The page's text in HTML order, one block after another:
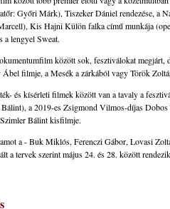
Győri Márk), Tiszeker Dániel rendezése, a
Kis Hajni Külön falka című munkája
a lengyel Sweat.
között sok, fesztiválokat
filmje, a Mesék a zárkából vagy Török
és kísérleti filmek között van a tavaly a
a 2019-es Zsigmond Vilmos-díjas
Bálint kisfilmje.
a - Buk Miklós, Ferenczi Gábor, Lovasi
a tervek szerint május 24. és 28. között